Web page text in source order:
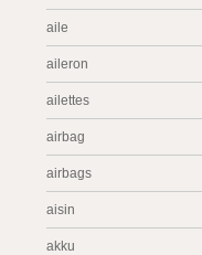
aile
aileron
ailettes
airbag
airbags
aisin
akku